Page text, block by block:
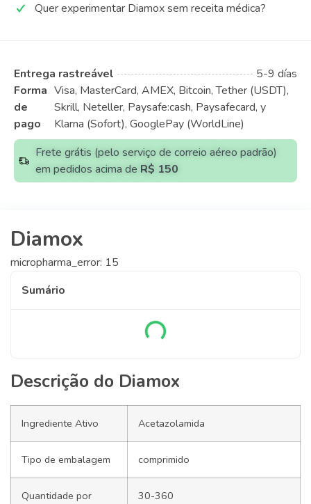
Quer experimentar Diamox sem receita médica?
Entrega rastreável
5-9 días
Forma
de
pago
Visa, MasterCard, AMEX, Bitcoin, Tether (USDT),
Skrill, Neteller, Paysafe:cash, Paysafecard, y
Klarna (Sofort), GooglePay (WorldLine)
Frete grátis (pelo serviço de correio aéreo padrão)
em pedidos acima de R$ 150
Diamox
micropharma_error: 15
Sumário
Descrição do Diamox
Ingrediente Ativo Acetazolamida
Tipo de embalagem comprimido
Quantidade por
30-360